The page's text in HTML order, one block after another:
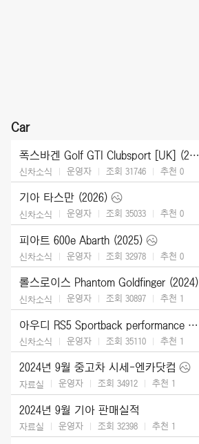
Car
폭스바겐 Golf GTI Clubsport [UK] (2025)
신차소식 운영자 조회 31746 추천 0
기아 타스만 (2026)
신차소식 운영자 조회 35033 추천 0
피아트 600e Abarth (2025)
신차소식 운영자 조회 32978 추천 0
롤스로이스 Phantom Goldfinger (2024)
신차소식 운영자 조회 30897 추천 1
아우디 RS5 Sportback performance edition (2024)
신차소식 운영자 조회 35110 추천 1
2024년 9월 중고차 시세-엔카닷컴
자료실 운영자 조회 34912 추천 1
2024년 9월 기아 판매실적
자료실 운영자 조회 32398 추천 1